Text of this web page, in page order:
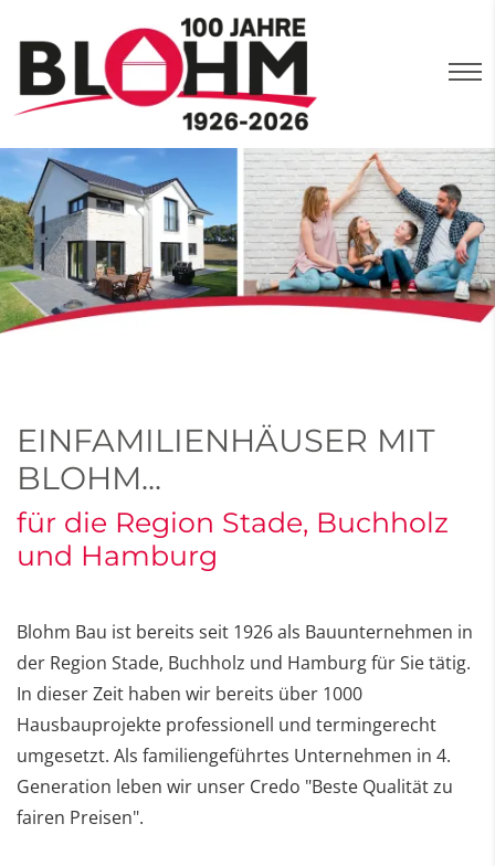
EINFAMILIENHÄUSER MIT
BLOHM...
für die Region Stade, Buchholz
und Hamburg
Blohm Bau ist bereits seit 1926 als Bauunternehmen in
der Region Stade, Buchholz und Hamburg für Sie tätig.
In dieser Zeit haben wir bereits über 1000
Hausbauprojekte professionell und termingerecht
umgesetzt. Als familiengeführtes Unternehmen in 4.
Generation leben wir unser Credo "Beste Qualität zu
fairen Preisen".